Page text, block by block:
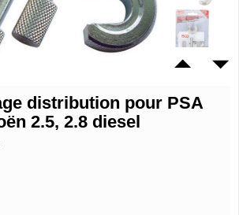
distribution pour PSA
2.5, 2.8 diesel